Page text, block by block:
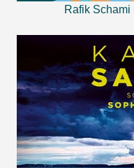
Rafik Schami